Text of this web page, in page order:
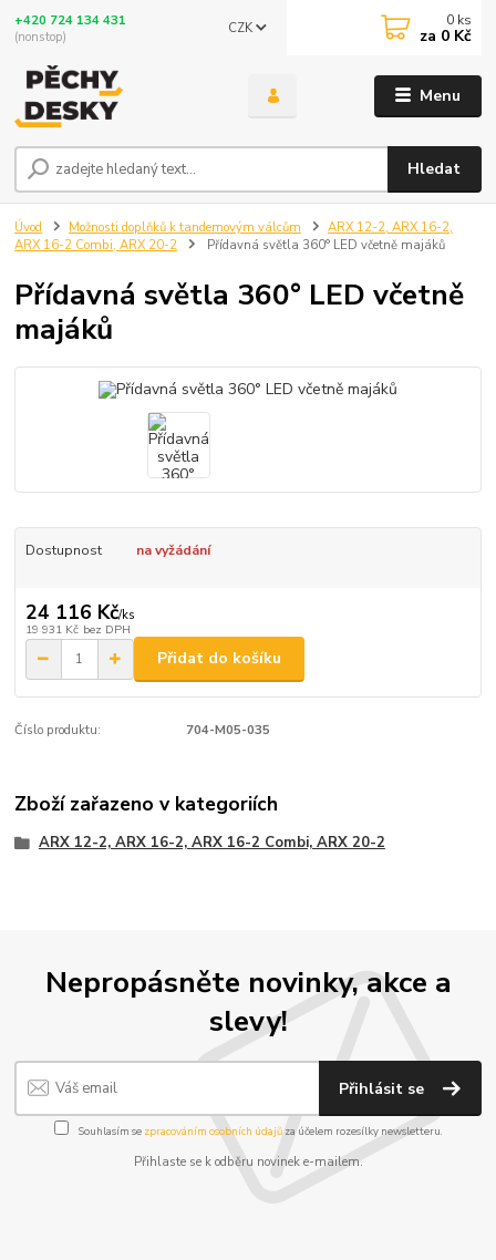
Menu
CZK
Hledat
+420 724 134 431
(nonstop)
0 ks
za 0 Kč
Úvod Možnosti doplňků k tandemovým válcům
ARX 12-2, ARX 16-2,
ARX 16-2 Combi, ARX 20-2
Přídavná světla 360° LED včetně majáků
Přídavná světla 360° LED včetně
majáků
Dostupnost na vyžádání
24 116 Kč/ks
19 931 Kč bez DPH
Přidat do košíku
Číslo produktu: 704-M05-035
Zboží zařazeno v kategoriích
ARX 12-2, ARX 16-2, ARX 16-2 Combi, ARX 20-2
Nepropásněte novinky, akce a
slevy!
Přihlásit se
Souhlasím se zpracováním osobních údajůza účelem rozesílky newsletteru.
Přihlaste se k odběru novinek e-mailem.